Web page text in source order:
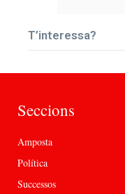
T’interessa?
Seccions
Amposta
Política
Successos